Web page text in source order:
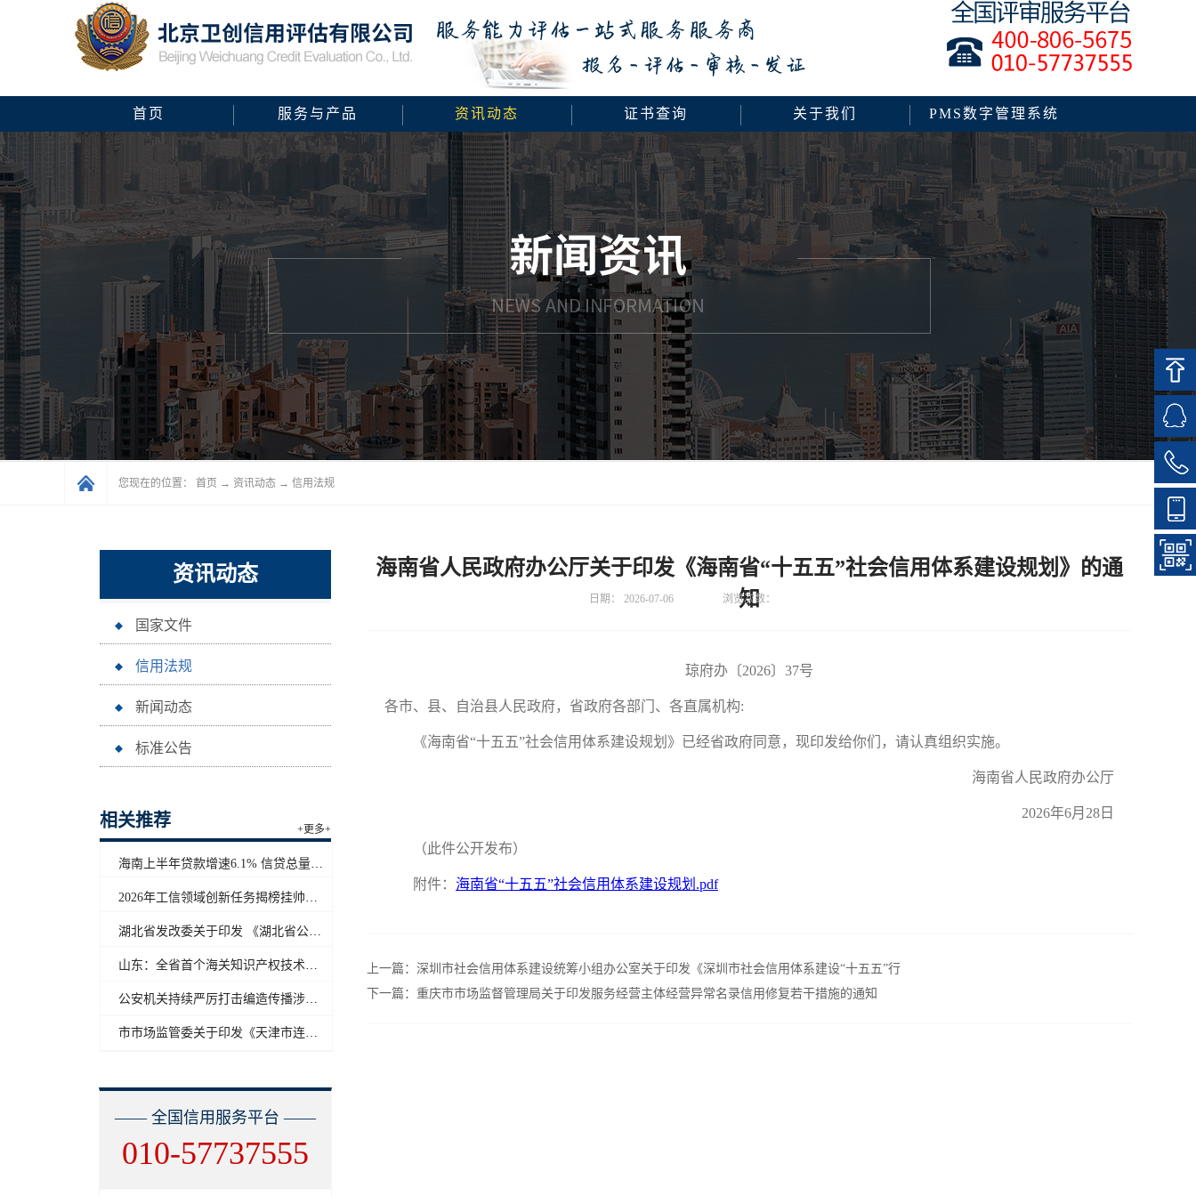
首页 服务与产品 资讯动态 证书查询 关于我们 PMS数字管理系统
您现在的位置： 首页 → 资讯动态 → 信用法规
资讯动态
国家文件
信用法规
新闻动态
标准公告
相关推荐 +更多+
海南上半年贷款增速6.1% 信贷总量保持合理平稳增长
2026年工信领域创新任务揭榜挂帅工作启动
湖北省发改委关于印发 《湖北省公共信用信息目录（2026年版）》的通知
山东：全省首个海关知识产权技术调查官制度落地济南自贸片区
公安机关持续严厉打击编造传播涉汛涉灾网络谣言
市市场监管委关于印发《天津市连锁企业食品经营许可“先证后核”信用承诺审批实施办法》的通知
—— 全国信用服务平台 ——
010-57737555
海南省人民政府办公厅关于印发《海南省“十五五”社会信用体系建设规划》的通
知
日期： 2026-07-06 浏览次数：
琼府办〔2026〕37号
各市、县、自治县人民政府，省政府各部门、各直属机构:
《海南省“十五五”社会信用体系建设规划》已经省政府同意，现印发给你们，请认真组织实施。
海南省人民政府办公厅
2026年6月28日
（此件公开发布）
附件： 海南省“十五五”社会信用体系建设规划.pdf
上一篇： 深圳市社会信用体系建设统筹小组办公室关于印发《深圳市社会信用体系建设“十五五”行
下一篇： 重庆市市场监督管理局关于印发服务经营主体经营异常名录信用修复若干措施的通知